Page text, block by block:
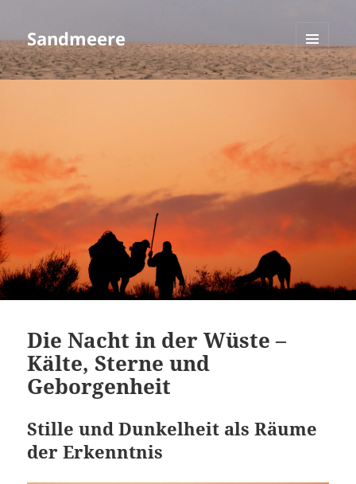
Sandmeere
MENÜ
UND
Die Nacht in der Wüste –
Kälte, Sterne und
Geborgenheit
Stille und Dunkelheit als Räume
der Erkenntnis